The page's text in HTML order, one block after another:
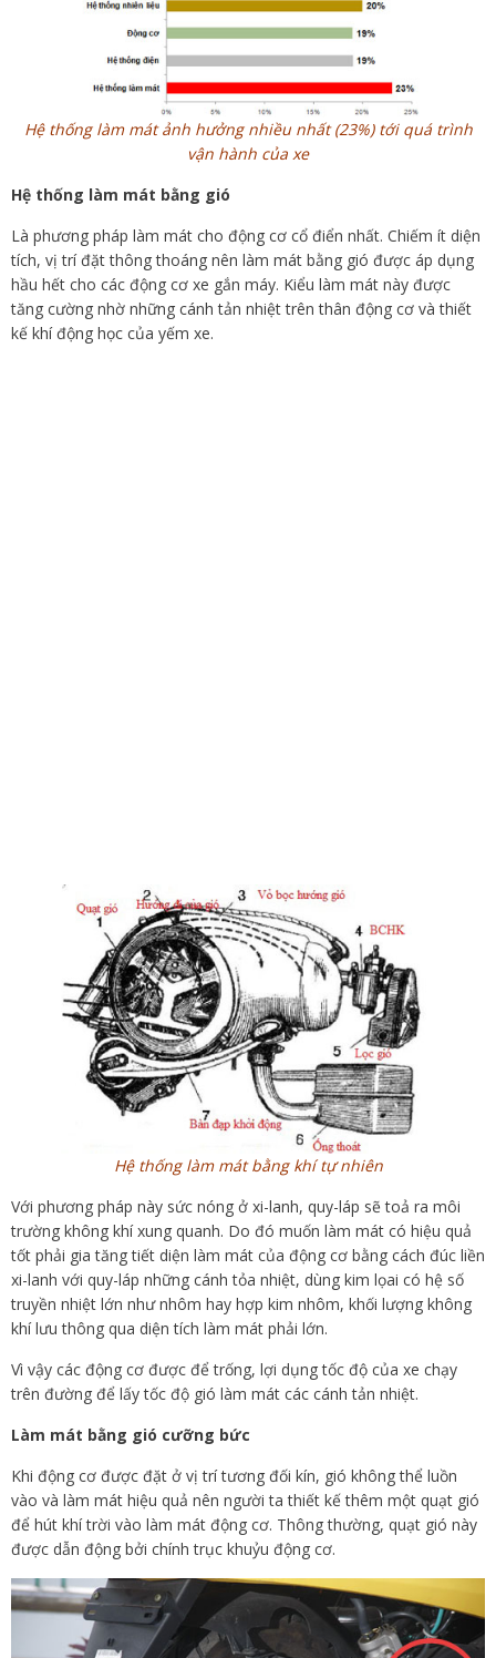
Hệ thống làm mát ảnh hưởng nhiều nhất (23%) tới quá trình
vận hành của xe
Hệ thống làm mát bằng gió
Là phương pháp làm mát cho động cơ cổ điển nhất. Chiếm ít diện
tích, vị trí đặt thông thoáng nên làm mát bằng gió được áp dụng
hầu hết cho các động cơ xe gắn máy. Kiểu làm mát này được
tăng cường nhờ những cánh tản nhiệt trên thân động cơ và thiết
kế khí động học của yếm xe.
Hệ thống làm mát bằng khí tự nhiên
Với phương pháp này sức nóng ở xi-lanh, quy-láp sẽ toả ra môi
trường không khí xung quanh. Do đó muốn làm mát có hiệu quả
tốt phải gia tăng tiết diện làm mát của động cơ bằng cách đúc liền
xi-lanh với quy-láp những cánh tỏa nhiệt, dùng kim lọai có hệ số
truyền nhiệt lớn như nhôm hay hợp kim nhôm, khối lượng không
khí lưu thông qua diện tích làm mát phải lớn.
Vì vậy các động cơ được để trống, lợi dụng tốc độ của xe chạy
trên đường để lấy tốc độ gió làm mát các cánh tản nhiệt.
Làm mát bằng gió cưỡng bức
Khi động cơ được đặt ở vị trí tương đối kín, gió không thể luồn
vào và làm mát hiệu quả nên người ta thiết kế thêm một quạt gió
để hút khí trời vào làm mát động cơ. Thông thường, quạt gió này
được dẫn động bởi chính trục khuỷu động cơ.